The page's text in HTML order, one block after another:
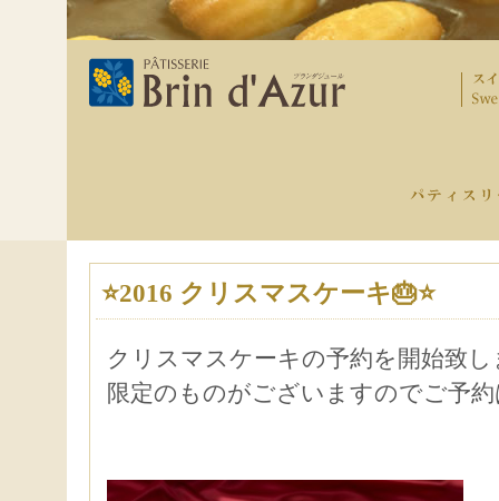
⭐2016 クリスマスケーキ🎂⭐
クリスマスケーキの予約を開始致し
限定のものがございますのでご予